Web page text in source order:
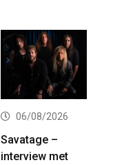
06/08/2026
Savatage –
interview met